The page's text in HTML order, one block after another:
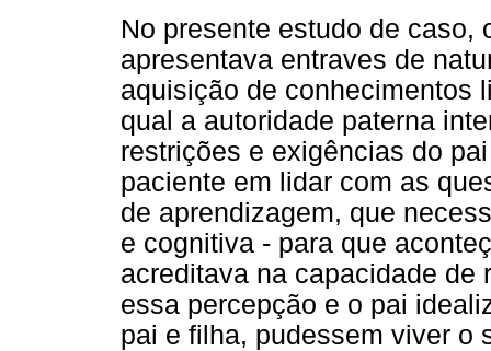
No presente estudo de caso,
apresentava entraves de
aquisição de conhecimentos
qual a autoridade paterna
restrições e exigências do
paciente em lidar com as
de aprendizagem, que
e cognitiva - para que
acreditava na capacidade de
essa percepção e o pai
pai e filha, pudessem viver o